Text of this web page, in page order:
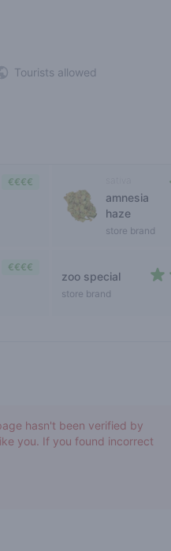
Tourists allowed
€€€€
amnesia
haze
store brand
€€€€
zoo special
store brand
hasn't been verified by
you. If you found incorrect